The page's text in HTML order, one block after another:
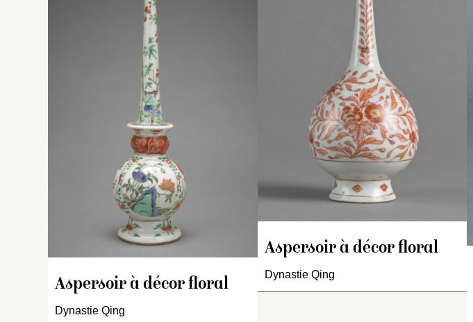
Aspersoir à décor floral
Dynastie Qing
Aspersoir monté sur un
pied à base élargie, à
panse globulaire surmontée
d’un renflement et d’un petit
plateau intermédiaires, long
col fin, conique et bulbeux à
l’ouverture.
Décor polychrome sur fond
blanc. Sur le col : bulbe
rouge, bambous et
branches fleuries. Plateau :
frise florale et branches
fleuries. Renflement
la panse : trois médaillons
tiges fleuries, ornés
respectivement de lotus,
Aspersoir à décor floral
Dynastie Qing